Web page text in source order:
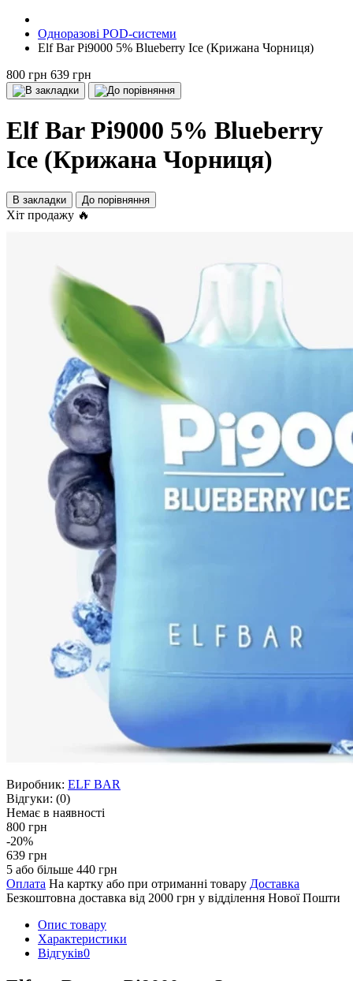
Одноразові POD-системи
Elf Bar Pi9000 5% Blueberry Ice (Крижана Чорниця)
800 грн 639 грн
Elf Bar Pi9000 5% Blueberry
Ice (Крижана Чорниця)
В закладки До порівняння
Хіт продажу 🔥
Виробник: ELF BAR
Відгуки: (0)
Немає в наявності
800 грн
-20%
639 грн
5 або більше 440 грн
Оплата На картку або при отриманні товару Доставка
Безкоштовна доставка від 2000 грн у відділення Нової Пошти
Опис товару
Характеристики
Відгуків0